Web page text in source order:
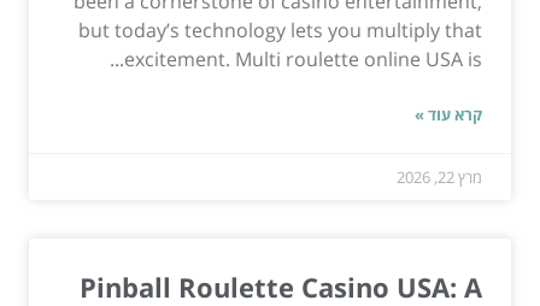
but today’s technology lets you multiply that
excitement. Multi roulette online USA is...
קרא עוד »
מרץ 22, 2026
Pinball Roulette Casino USA: A